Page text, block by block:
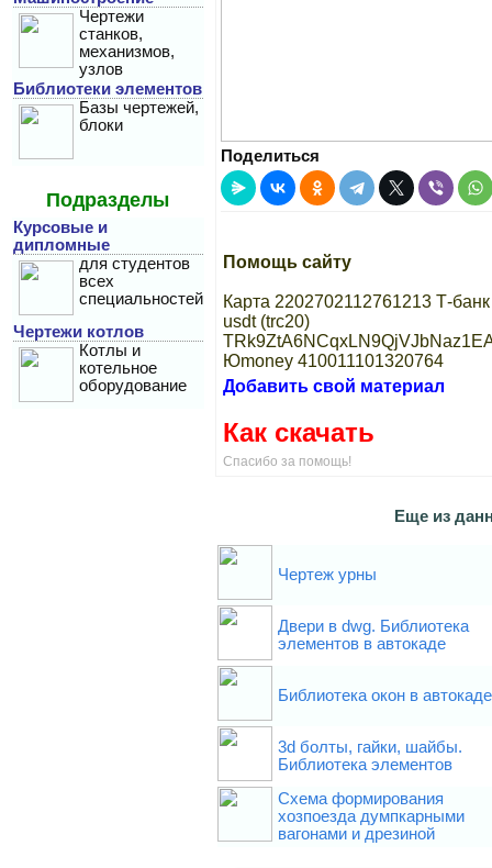
Чертежи
станков,
механизмов,
узлов
Библиотеки элементов
Базы чертежей,
блоки
Подразделы
Курсовые и
дипломные
для студентов
всех
специальностей
Чертежи котлов
Котлы и
котельное
оборудование
Поделиться
Помощь сайту
Карта 2202702112761213 Т-банк
usdt (trc20)
Юmoney 410011101320764
Добавить свой материал
Как скачать
Спасибо за помощь!
Eще из
Чертеж урны
Двери в dwg. Библиотека
элементов в автокаде
Библиотека окон в автокаде
3d болты, гайки, шайбы.
Библиотека элементов
Схема формирования
хозпоезда думпкарными
вагонами и дрезиной